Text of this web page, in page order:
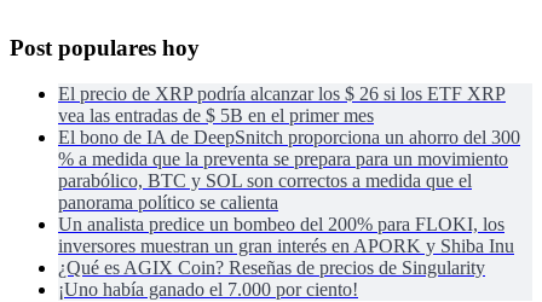
Post populares hoy
El precio de XRP podría alcanzar los $ 26 si los ETF XRP
vea las entradas de $ 5B en el primer mes
El bono de IA de DeepSnitch proporciona un ahorro del 300
% a medida que la preventa se prepara para un movimiento
parabólico, BTC y SOL son correctos a medida que el
panorama político se calienta
Un analista predice un bombeo del 200% para FLOKI, los
inversores muestran un gran interés en APORK y Shiba Inu
¿Qué es AGIX Coin? Reseñas de precios de Singularity
¡Uno había ganado el 7.000 por ciento!